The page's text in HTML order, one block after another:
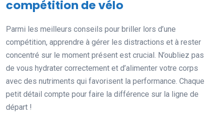
compétition de vélo
Parmi les meilleurs conseils pour briller lors d’une
compétition, apprendre à gérer les distractions et à rester
concentré sur le moment présent est crucial. N’oubliez pas
de vous hydrater correctement et d’alimenter votre corps
avec des nutriments qui favorisent la performance. Chaque
petit détail compte pour faire la différence sur la ligne de
départ !